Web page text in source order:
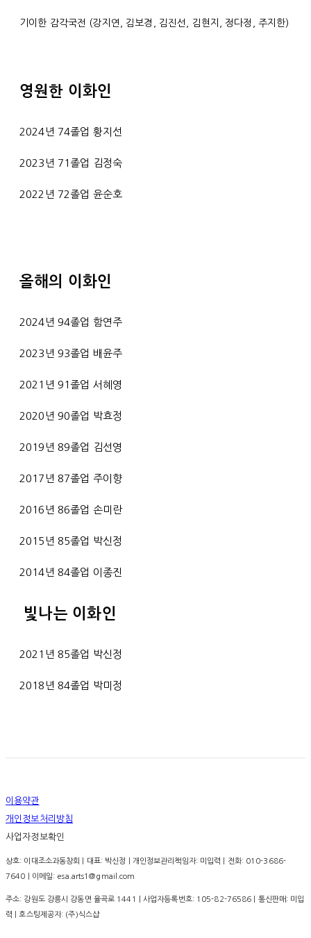
기이한 감각국전 (강지연, 김보경, 김진선, 김현지, 정다정, 주지한)
영원한 이화인
2024년 74졸업 황지선
2023년 71졸업 김정숙
2022년 72졸업 윤순호
올해의 이화인
2024년 94졸업 함연주
2023년 93졸업 배윤주
2021년 91졸업 서혜영
2020년 90졸업 박효정
2019년 89졸업 김선영
2017년 87졸업 주이향
2016년 86졸업 손미란
2015년 85졸업 박신정
2014년 84졸업 이종진
빛나는 이화인
2021년 85졸업 박신정
2018년 84졸업 박미정
이용약관
개인정보처리방침
사업자정보확인
상호: 이대조소과동창회 | 대표: 박신정 | 개인정보관리책임자: 미입력 | 전화: 010-3686-
7640 | 이메일: esa.arts1@gmail.com
주소: 강원도 강릉시 강동면 율곡로 1441 | 사업자등록번호: 105-82-76586 | 통신판매: 미입
력
| 호스팅제공자: (주)식스샵